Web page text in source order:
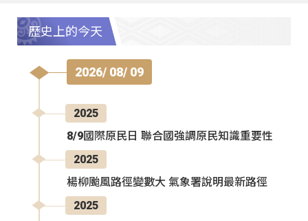
歷史上的今天
2026/ 08/ 09
2025
8/9國際原民日 聯合國強調原民知識重要性
2025
楊柳颱風路徑變數大 氣象署說明最新路徑
2025